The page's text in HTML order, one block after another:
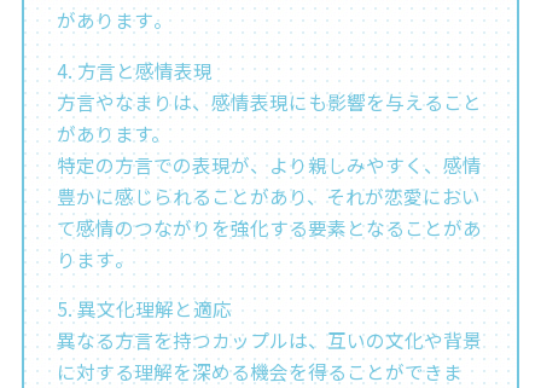
があります​​。
4. 方言と感情表現
方言やなまりは、感情表現にも影響を与えること
があります。
特定の方言での表現が、より親しみやすく、感情
豊かに感じられることがあり、それが恋愛におい
て感情のつながりを強化する要素となることがあ
ります​。
5. 異文化理解と適応
異なる方言を持つカップルは、互いの文化や背景
に対する理解を深める機会を得ることができま